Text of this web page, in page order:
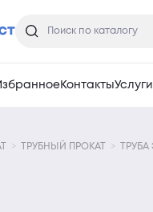
КонтактыУслуги
ТРУБНЫЙ ПРОКАТ